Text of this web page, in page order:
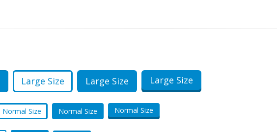
Large Size Large Size Large Size
Normal Size Normal Size Normal Size